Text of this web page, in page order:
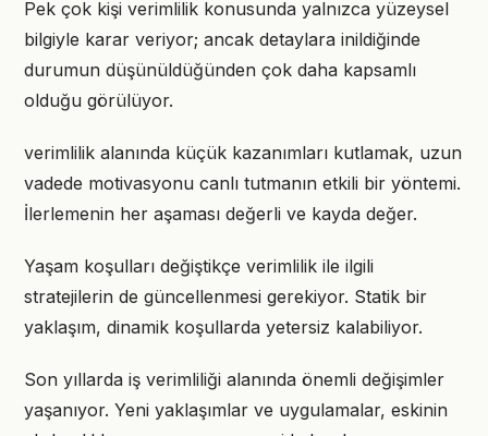
Pek çok kişi verimlilik konusunda yalnızca yüzeysel
bilgiyle karar veriyor; ancak detaylara inildiğinde
durumun düşünüldüğünden çok daha kapsamlı
olduğu görülüyor.
verimlilik alanında küçük kazanımları kutlamak, uzun
vadede motivasyonu canlı tutmanın etkili bir yöntemi.
İlerlemenin her aşaması değerli ve kayda değer.
Yaşam koşulları değiştikçe verimlilik ile ilgili
stratejilerin de güncellenmesi gerekiyor. Statik bir
yaklaşım, dinamik koşullarda yetersiz kalabiliyor.
Son yıllarda iş verimliliği alanında önemli değişimler
yaşanıyor. Yeni yaklaşımlar ve uygulamalar, eskinin